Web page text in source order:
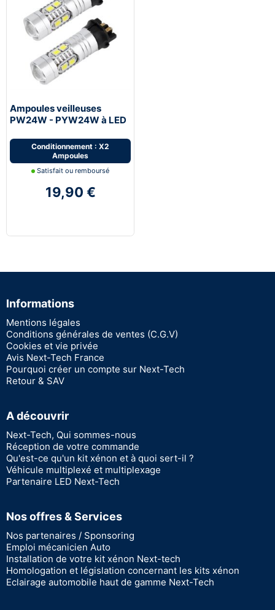
Ampoules veilleuses
PW24W - PYW24W à LED
Conditionnement : X2
Ampoules
Satisfait ou remboursé
19,90 €
Informations
Mentions légales
Conditions générales de ventes (C.G.V)
Cookies et vie privée
Avis Next-Tech France
Pourquoi créer un compte sur Next-Tech
Retour & SAV
A découvrir
Next-Tech, Qui sommes-nous
Réception de votre commande
Qu'est-ce qu'un kit xénon et à quoi sert-il ?
Véhicule multiplexé et multiplexage
Partenaire LED Next-Tech
Nos offres & Services
Nos partenaires / Sponsoring
Emploi mécanicien Auto
Installation de votre kit xénon Next-tech
Homologation et législation concernant les kits xénon
Eclairage automobile haut de gamme Next-Tech